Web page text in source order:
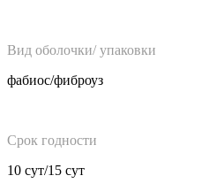
Вид оболочки/ упаковки
фабиос/фиброуз
Срок годности
10 сут/15 сут